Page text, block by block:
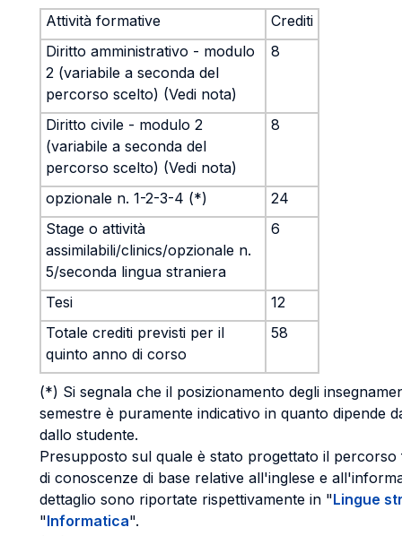
Attività formative
Crediti
Diritto amministrativo - modulo
2 (variabile a seconda del
percorso scelto) (Vedi nota)
8
Diritto civile - modulo 2
(variabile a seconda del
percorso scelto) (Vedi nota)
8
opzionale n. 1-2-3-4 (*)
24
Stage o attività
assimilabili/clinics/opzionale n.
5/seconda lingua straniera
6
Tesi
12
Totale crediti previsti per il
quinto anno di corso
58
(*) Si segnala che il posizionamento degli
semestre è puramente indicativo in quanto dipende
dallo studente.
Presupposto sul quale è stato progettato il
di conoscenze di base relative all'inglese e
dettaglio sono riportate rispettivamente in "Lingue
"Informatica".